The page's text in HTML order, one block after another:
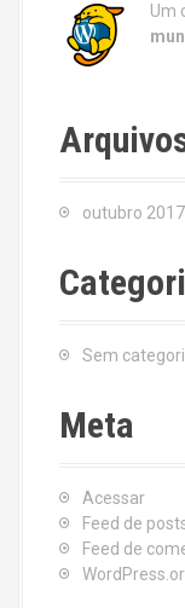
Um
outubro 2017
Sem
Meta
Acessar
Feed de
Feed de